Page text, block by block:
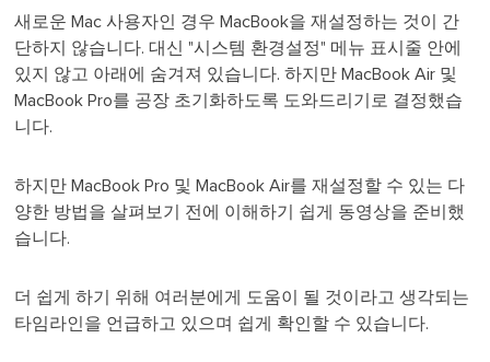
새로운 Mac 사용자인 경우 MacBook을 재설정하는 것이 간
단하지 않습니다. 대신 "시스템 환경설정" 메뉴 표시줄 안에
있지 않고 아래에 숨겨져 있습니다. 하지만 MacBook Air 및
MacBook Pro를 공장 초기화하도록 도와드리기로 결정했습
니다.
하지만 MacBook Pro 및 MacBook Air를 재설정할 수 있는 다
양한 방법을 살펴보기 전에 이해하기 쉽게 동영상을 준비했
습니다.
더 쉽게 하기 위해 여러분에게 도움이 될 것이라고 생각되는
타임라인을 언급하고 있으며 쉽게 확인할 수 있습니다.